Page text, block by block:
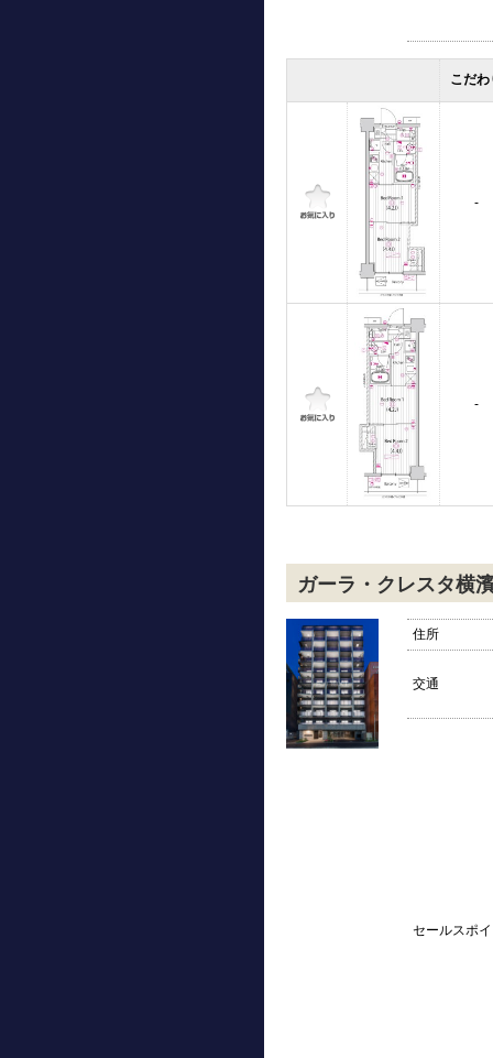
こだわ
-
-
ガーラ・クレスタ横
住所
交通
セールスポ